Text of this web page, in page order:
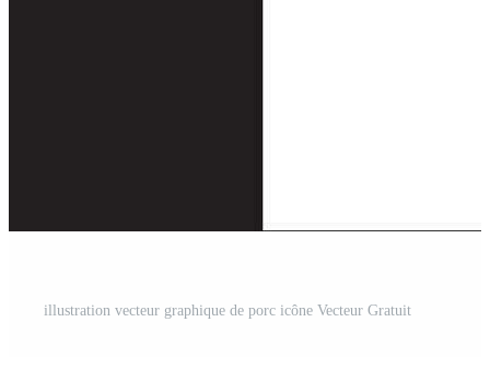
illustration vecteur graphique de porc icône Vecteur Gratuit